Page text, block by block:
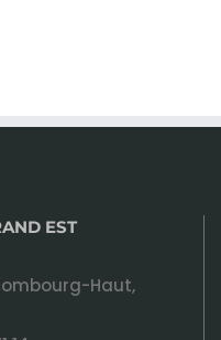
EST
Haut,